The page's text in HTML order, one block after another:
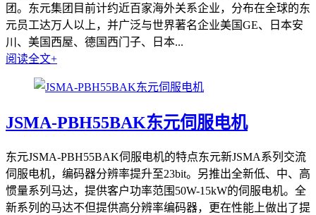
团。东元集团目前计约近百家海外关系企业，分布在全球的东
元员工达万人以上，并广泛与世界著名企业美国GE、日本安
川、美国西屋、德国西门子、日本...
阅读全文+
JSMA-PBH55BAK东元伺服电机
东元JSMA-PBH55BAK伺服电机的特点东元新JSMA系列交流
伺服电机，编码器分辨率提升至23bit。另推出全新低、中、高
惯量系列马达，提供客户功率范围50W-15kW的伺服电机。全
新系列的马达不但提供高分辨率编码器，更在性能上做出了提